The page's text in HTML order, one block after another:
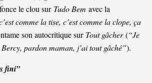
le clou sur Tudo Bem avec la
comme la tise, c’est comme la clope, ça
son autocritique sur Tout gâcher(“Je
pardon maman, j’ai tout gâché”).
fini”